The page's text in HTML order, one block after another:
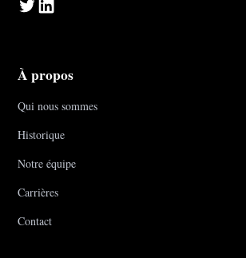
À propos
Qui nous sommes
Historique
Notre équipe
Carrières
Contact